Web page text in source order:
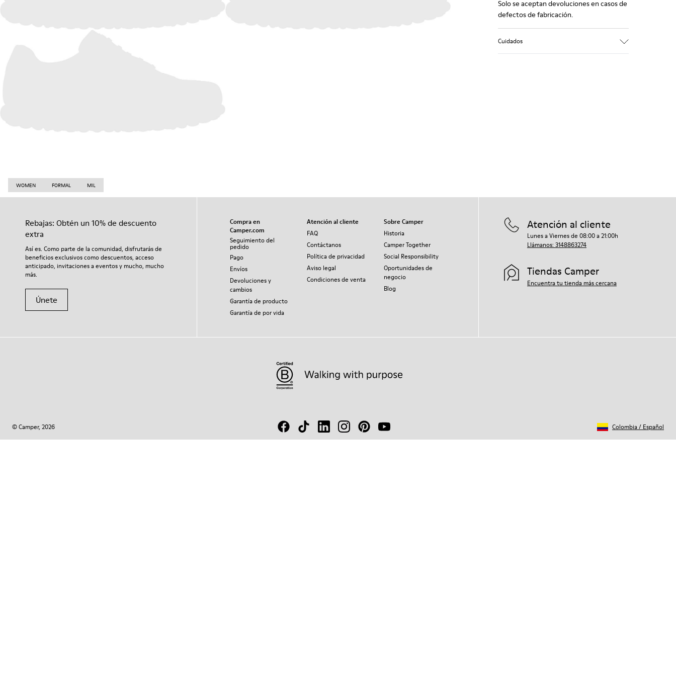
Solo se aceptan devoluciones en casos de
defectos de fabricación.
Cuidados
WOMEN FORMAL MIL
Rebajas: Obtén un 10% de descuento
extra
Así es. Como parte de la comunidad, disfrutarás de
beneficios exclusivos como descuentos, acceso
anticipado, invitaciones a eventos y mucho, mucho
más.
Únete
Compra en
Camper.com
Seguimiento del
pedido
Pago
Envíos
Devoluciones y
cambios
Garantía de producto
Garantía de por vida
Atención al cliente
FAQ
Contáctanos
Política de privacidad
Aviso legal
Condiciones de venta
Sobre Camper
Historia
Camper Together
Social Responsibility
Oportunidades de
negocio
Blog
Atención al cliente
Lunes a Viernes de 08:00 a 21:00h
Llámanos: 3148863274
Tiendas Camper
Encuentra tu tienda más cercana
© Camper, 2026 Colombia/ Español